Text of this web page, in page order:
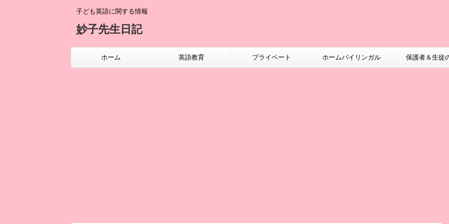
子ども英語に関する情報
妙子先生日記
ホーム 英語教育 プライベート ホームバイリンガル 保護者＆生徒